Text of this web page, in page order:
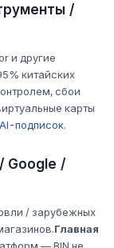
/
и другие
китайских
сбои
карты
подписок.
Google /
/ зарубежных
Главная